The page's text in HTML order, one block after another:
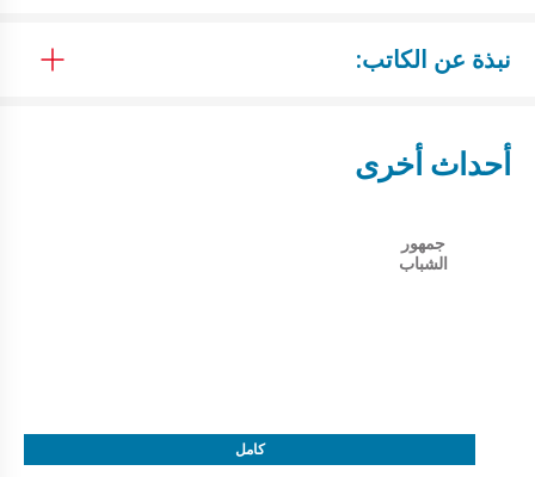
نبذة عن الكاتب:
أحداث أخرى
كامل
جمهور
الشباب